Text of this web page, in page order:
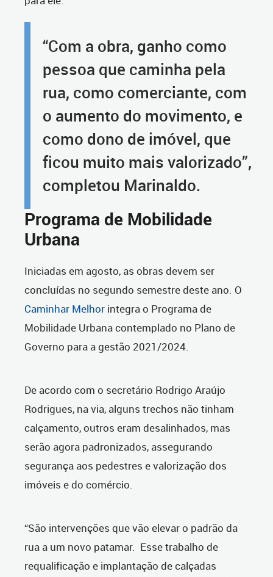
“Com a obra, ganho como
pessoa que caminha pela
rua, como comerciante, com
o aumento do movimento, e
como dono de imóvel, que
ficou muito mais valorizado”,
completou Marinaldo.
Programa de Mobilidade
Urbana
Iniciadas em agosto, as obras devem ser
concluídas no segundo semestre deste ano. O
Caminhar Melhor integra o Programa de
Mobilidade Urbana contemplado no Plano de
Governo para a gestão 2021/2024.
De acordo com o secretário Rodrigo Araújo
Rodrigues, na via, alguns trechos não tinham
calçamento, outros eram desalinhados, mas
serão agora padronizados, assegurando
segurança aos pedestres e valorização dos
imóveis e do comércio.
“São intervenções que vão elevar o padrão da
rua a um novo patamar. Esse trabalho de
requalificação e implantação de calçadas